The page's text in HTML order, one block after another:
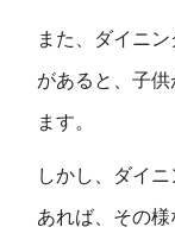
また、ダイニ
があると、子
ます。
しかし、ダイ
あれば、その様